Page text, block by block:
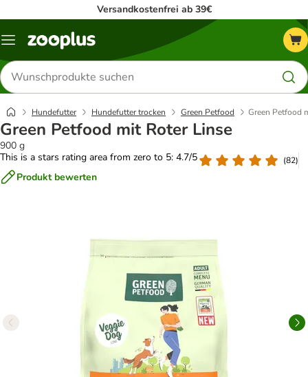
Versandkostenfrei ab 39€
Menü
Produkte
suchen
Hundefutter Hundefutter trocken Green Petfood Green Petfood
Green Petfood mit Roter Linse
900 g
This is a stars rating area from zero to 5: 4.7/5
(82)
Produkt bewerten